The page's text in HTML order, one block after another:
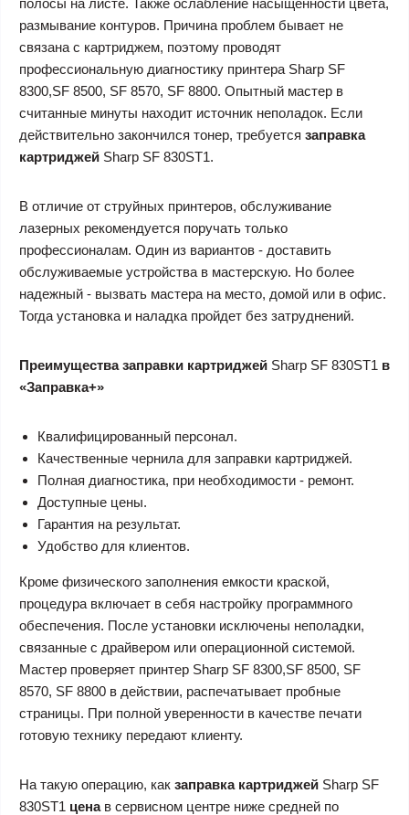
размывание контуров. Причина проблем бывает не
связана с картриджем, поэтому проводят
профессиональную диагностику принтера Sharp SF
8300,SF 8500, SF 8570, SF 8800. Опытный мастер в
считанные минуты находит источник неполадок. Если
действительно закончился тонер, требуется заправка
картриджей Sharp SF 830ST1.
В отличие от струйных принтеров, обслуживание
лазерных рекомендуется поручать только
профессионалам. Один из вариантов - доставить
обслуживаемые устройства в мастерскую. Но более
надежный - вызвать мастера на место, домой или в офис.
Тогда установка и наладка пройдет без затруднений.
Преимущества заправки картриджей Sharp SF 830ST1 в
«Заправка+»
Квалифицированный персонал.
Качественные чернила для заправки картриджей.
Полная диагностика, при необходимости - ремонт.
Доступные цены.
Гарантия на результат.
Удобство для клиентов.
Кроме физического заполнения емкости краской,
процедура включает в себя настройку программного
обеспечения. После установки исключены неполадки,
связанные с драйвером или операционной системой.
Мастер проверяет принтер Sharp SF 8300,SF 8500, SF
8570, SF 8800 в действии, распечатывает пробные
страницы. При полной уверенности в качестве печати
готовую технику передают клиенту.
На такую операцию, как заправка картриджей Sharp SF
830ST1 ценав сервисном центре ниже средней по